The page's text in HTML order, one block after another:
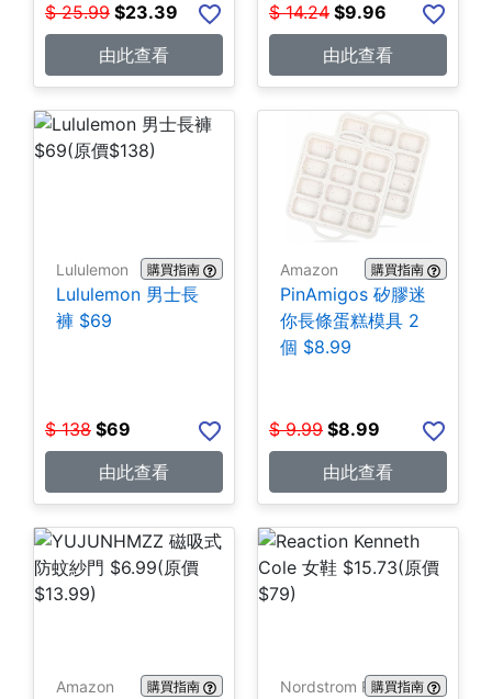
$ 25.99 $23.39
由此查看
$ 14.24 $9.96
由此查看
Lululemon 購買指南
Lululemon 男士長
褲 $69
$ 138 $69
由此查看
Amazon 購買指南
PinAmigos 矽膠迷
你長條蛋糕模具 2
個 $8.99
$ 9.99 $8.99
由此查看
Amazon 購買指南 Nordstrom Rack購買指南